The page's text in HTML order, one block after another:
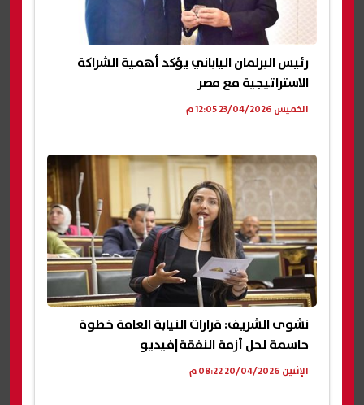
رئيس البرلمان الياباني يؤكد أهمية الشراكة
الاستراتيجية مع مصر
الخميس 23/04/2026 12:05 م
نشوى الشريف: قرارات النيابة العامة خطوة
حاسمة لحل أزمة النفقة|فيديو
الإثنين 20/04/2026 08:22 م